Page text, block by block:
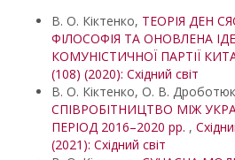
В. О. Кіктенко, ТЕОРІЯ ДЕН
ФІЛОСОФІЯ ТА ОНОВЛЕНА
КОМУНІСТИЧНОЇ ПАРТІЇ
(108) (2020): Східний світ
В. О. Кіктенко, О. В.
СПІВРОБІТНИЦТВО МІЖ
ПЕРІОД 2016–2020 рр. ,
(2021): Східний світ